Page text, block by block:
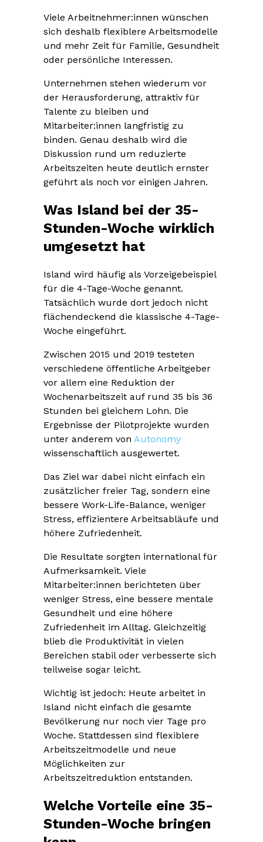
Viele Arbeitnehmer:innen wünschen
sich deshalb flexiblere Arbeitsmodelle
und mehr Zeit für Familie, Gesundheit
oder persönliche Interessen.
Unternehmen stehen wiederum vor
der Herausforderung, attraktiv für
Talente zu bleiben und
Mitarbeiter:innen langfristig zu
binden. Genau deshalb wird die
Diskussion rund um reduzierte
Arbeitszeiten heute deutlich ernster
geführt als noch vor einigen Jahren.
Was Island bei der 35-
Stunden-Woche wirklich
umgesetzt hat
Island wird häufig als Vorzeigebeispiel
für die 4-Tage-Woche genannt.
Tatsächlich wurde dort jedoch nicht
flächendeckend die klassische 4-Tage-
Woche eingeführt.
Zwischen 2015 und 2019 testeten
verschiedene öffentliche Arbeitgeber
vor allem eine Reduktion der
Wochenarbeitszeit auf rund 35 bis 36
Stunden bei gleichem Lohn. Die
Ergebnisse der Pilotprojekte wurden
unter anderem von Autonomy
wissenschaftlich ausgewertet.
Das Ziel war dabei nicht einfach ein
zusätzlicher freier Tag, sondern eine
bessere Work-Life-Balance, weniger
Stress, effizientere Arbeitsabläufe und
höhere Zufriedenheit.
Die Resultate sorgten international für
Aufmerksamkeit. Viele
Mitarbeiter:innen berichteten über
weniger Stress, eine bessere mentale
Gesundheit und eine höhere
Zufriedenheit im Alltag. Gleichzeitig
blieb die Produktivität in vielen
Bereichen stabil oder verbesserte sich
teilweise sogar leicht.
Wichtig ist jedoch: Heute arbeitet in
Island nicht einfach die gesamte
Bevölkerung nur noch vier Tage pro
Woche. Stattdessen sind flexiblere
Arbeitszeitmodelle und neue
Möglichkeiten zur
Arbeitszeitreduktion entstanden.
Welche Vorteile eine 35-
Stunden-Woche bringen